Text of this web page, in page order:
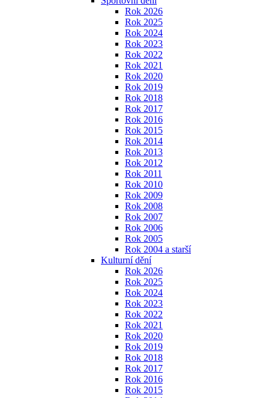
Rok 2026
Rok 2025
Rok 2024
Rok 2023
Rok 2022
Rok 2021
Rok 2020
Rok 2019
Rok 2018
Rok 2017
Rok 2016
Rok 2015
Rok 2014
Rok 2013
Rok 2012
Rok 2011
Rok 2010
Rok 2009
Rok 2008
Rok 2007
Rok 2006
Rok 2005
Rok 2004 a starší
Kulturní dění
Rok 2026
Rok 2025
Rok 2024
Rok 2023
Rok 2022
Rok 2021
Rok 2020
Rok 2019
Rok 2018
Rok 2017
Rok 2016
Rok 2015